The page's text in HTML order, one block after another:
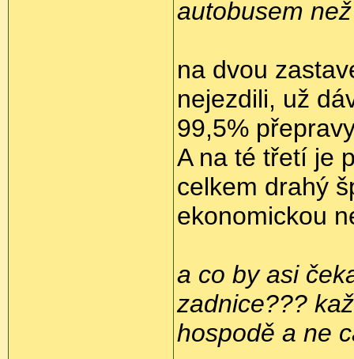
autobusem
na dvou
nejezdili, už
99,5%
A na té třetí je
celkem drahý
ekonomickou
a co by asi
zadnice???
hospodě a ne